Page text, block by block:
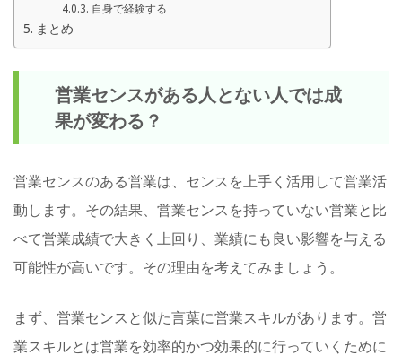
自身で経験する
まとめ
営業センスがある人とない人では成
果が変わる？
営業センスのある営業は、センスを上手く活用して営業活
動します。その結果、営業センスを持っていない営業と比
べて営業成績で大きく上回り、業績にも良い影響を与える
可能性が高いです。その理由を考えてみましょう。
まず、営業センスと似た言葉に営業スキルがあります。営
業スキルとは営業を効率的かつ効果的に行っていくために